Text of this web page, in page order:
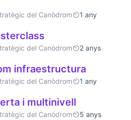
del Canòdrom
1 any
del Canòdrom
2 anys
infraestructura
del Canòdrom
1 any
i multinivell
del Canòdrom
5 anys